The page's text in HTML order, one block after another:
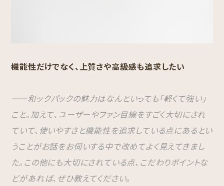
機能性だけでなく、上質さや高級感も追求したい
――和ックパックの魅力はなんといっても「軽くて強い」
こと。加えて、ユーザーやファン目線をすごく大切にされ
ていて、使いやすさと機能性を追求している点にあるとい
うことがお話をお伺いする中で改めてよく見えてきまし
た。この他にも大切にされている点、こだわりポイントな
どがあれば、ぜひ教えてください。